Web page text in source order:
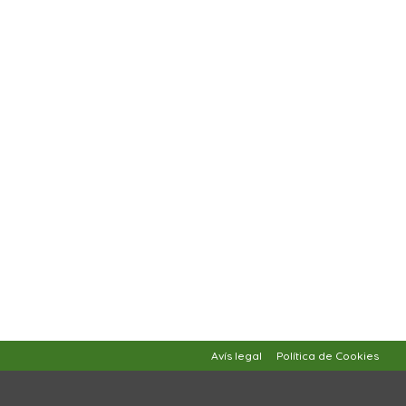
Avís legal Política de Cookies